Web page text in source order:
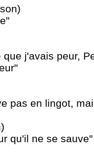
j'avais peur,
pas en lingot,
qu'il ne se sauve"